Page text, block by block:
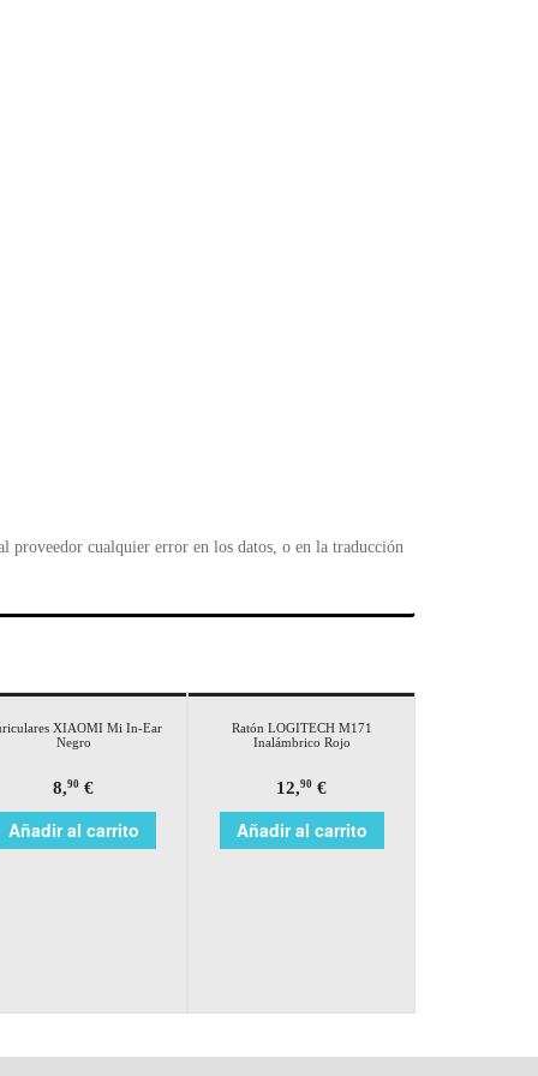
proveedor cualquier error en los datos, o en la traducción
XIAOMI Mi In-Ear
Negro
8,90 €
Añadir al carrito
Ratón LOGITECH M171
Inalámbrico Rojo
12,90 €
Añadir al carrito